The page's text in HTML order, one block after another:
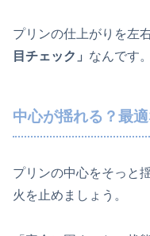
プリンの仕上がりを左
目チェック」 なんです。
中心が揺れる？最
プリンの中心をそっと
火を止めましょう。